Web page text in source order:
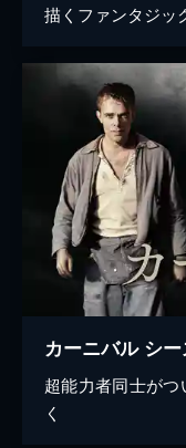
描くファンタジッ
カーニバル シー
超能力者同士が
く